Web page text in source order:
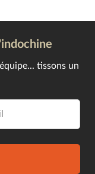
tissons un